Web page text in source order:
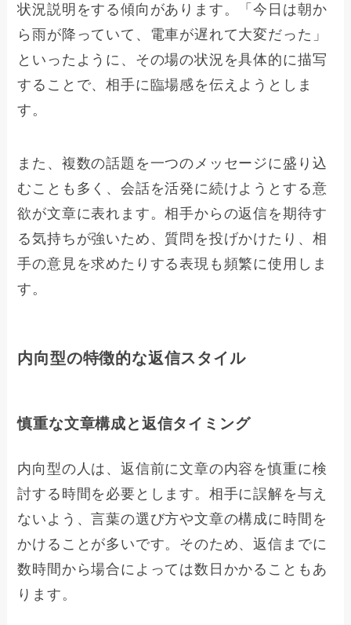
状況説明をする傾向があります。「今日は朝か
ら雨が降っていて、電車が遅れて大変だった」
といったように、その場の状況を具体的に描写
することで、相手に臨場感を伝えようとしま
す。
また、複数の話題を一つのメッセージに盛り込
むことも多く、会話を活発に続けようとする意
欲が文章に表れます。相手からの返信を期待す
る気持ちが強いため、質問を投げかけたり、相
手の意見を求めたりする表現も頻繁に使用しま
す。
内向型の特徴的な返信スタイル
慎重な文章構成と返信タイミング
内向型の人は、返信前に文章の内容を慎重に検
討する時間を必要とします。相手に誤解を与え
ないよう、言葉の選び方や文章の構成に時間を
かけることが多いです。そのため、返信までに
数時間から場合によっては数日かかることもあ
ります。